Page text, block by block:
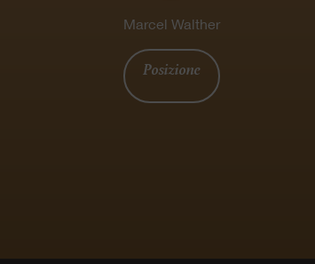
Marcel Walther
Posizione